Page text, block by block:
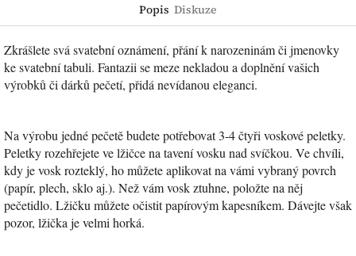
Popis Diskuze
Zkrášlete svá svatební oznámení, přání k narozeninám či jmenovky
ke svatební tabuli. Fantazii se meze nekladou a doplnění vašich
výrobků či dárků pečetí, přidá nevídanou eleganci.
Na výrobu jedné pečetě budete potřebovat 3-4 čtyři voskové peletky.
Peletky rozehřejete ve lžičce na tavení vosku nad svíčkou. Ve chvíli,
kdy je vosk rozteklý, ho můžete aplikovat na vámi vybraný povrch
(papír, plech, sklo aj.). Než vám vosk ztuhne, položte na něj
pečetidlo. Lžičku můžete očistit papírovým kapesníkem. Dávejte však
pozor, lžička je velmi horká.